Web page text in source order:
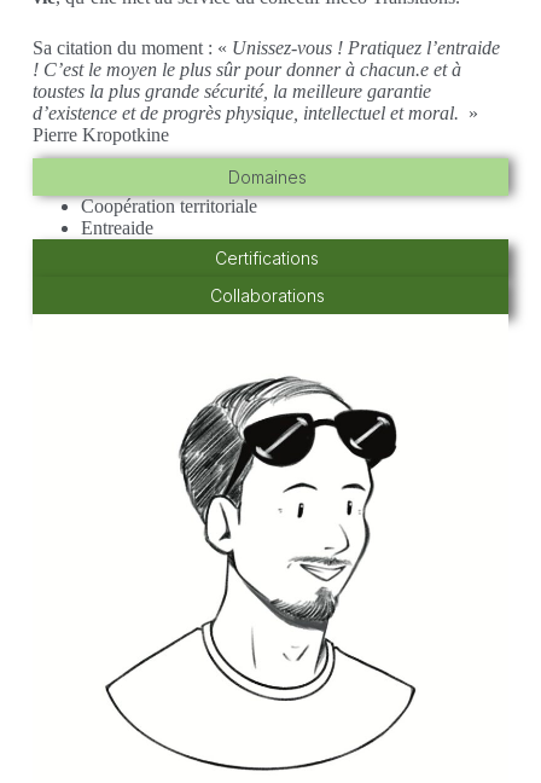
Sa citation du moment : « Unissez-vous ! Pratiquez l’entraide
! C’est le moyen le plus sûr pour donner à chacun.e et à
toustes la plus grande sécurité, la meilleure garantie
d’existence et de progrès physique, intellectuel et moral. »
Pierre Kropotkine
Domaines
Certifications
Collaborations
Coopération territoriale
Entreaide